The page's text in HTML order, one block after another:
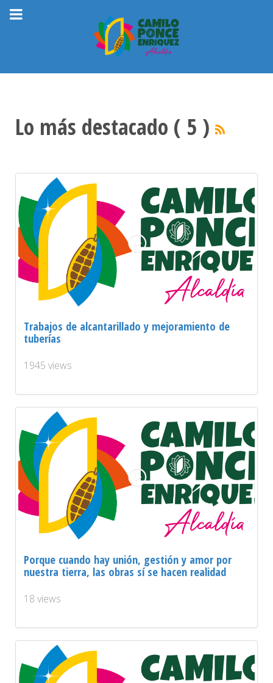
Lo más destacado ( 5 )
Trabajos de alcantarillado y mejoramiento de
tuberías
1945 views
Porque cuando hay unión, gestión y amor por
nuestra tierra, las obras sí se hacen realidad
18 views